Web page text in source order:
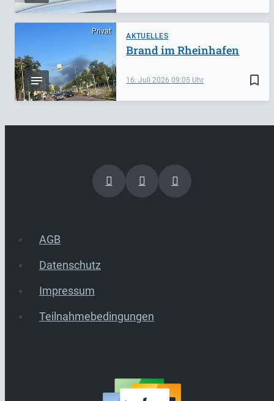
Privat
AKTUELLES
bookmark_border
16. Juli 202609:05
Brand im Rheinhafen
AGB
Datenschutz
Impressum
Teilnahmebedingungen